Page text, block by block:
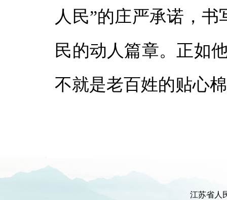
人民”的庄严承诺，
民的动人篇章。正如
不就是老百姓的贴心
江苏省人